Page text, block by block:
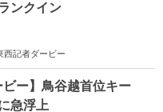
ンクイン
西記者ダービー
ビー】鳥谷越首位キー
急浮上